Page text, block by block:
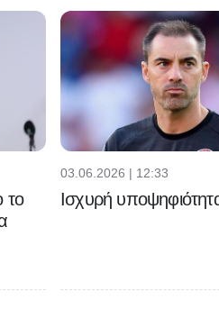
το
03.06.2026 | 12:33
Ισχυρή